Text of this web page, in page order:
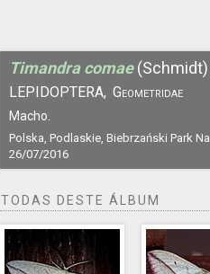
Timandra comae (Schmidt)
LEPIDOPTERA, Geometridae
Macho.
Polska, Podlaskie, Biebrzański Park
26/07/2016
TODAS DESTE ÁLBUM